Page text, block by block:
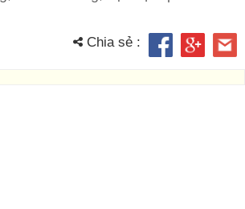
Chia sẻ :